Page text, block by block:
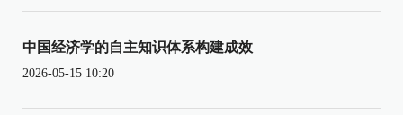
中国经济学的自主知识体系构建成效
2026-05-15 10:20